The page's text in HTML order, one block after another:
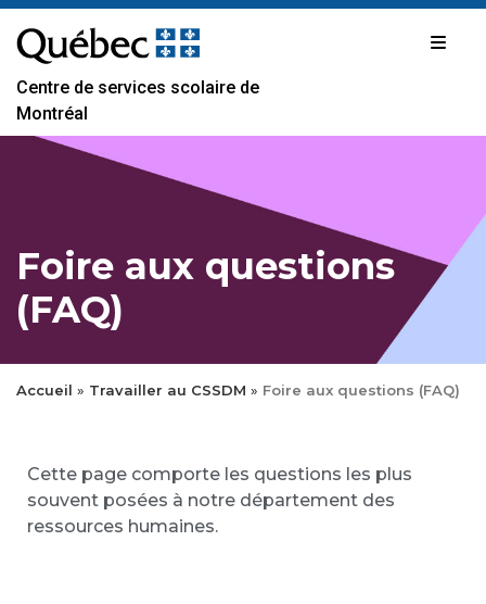
au
contenu
Centre de services scolaire de
Montréal
Foire aux questions
(FAQ)
Accueil » Travailler au CSSDM » Foire aux questions (FAQ)
Cette page comporte les questions les plus
souvent posées à notre département des
ressources humaines.